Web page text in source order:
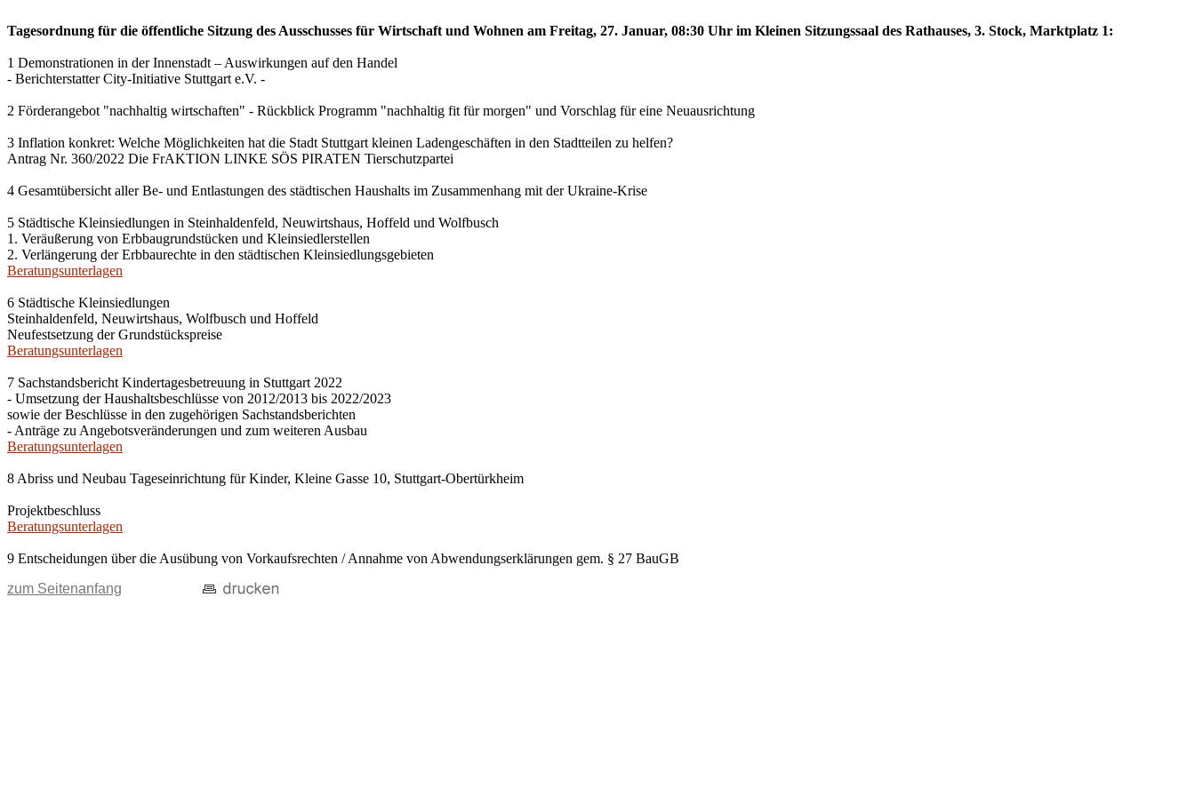
Tagesordnung für die öffentliche Sitzung des Ausschusses für Wirtschaft und Wohnen am Freitag, 27. Januar, 08:30 Uhr im Kleinen Sitzungssaal des Rathauses, 3. Stock, Marktplatz 1:
1 Demonstrationen in der Innenstadt – Auswirkungen auf den Handel
- Berichterstatter City-Initiative Stuttgart e.V. -
2 Förderangebot "nachhaltig wirtschaften" - Rückblick Programm "nachhaltig fit für morgen" und Vorschlag für eine Neuausrichtung
3 Inflation konkret: Welche Möglichkeiten hat die Stadt Stuttgart kleinen Ladengeschäften in den Stadtteilen zu helfen?
Antrag Nr. 360/2022 Die FrAKTION LINKE SÖS PIRATEN Tierschutzpartei
4 Gesamtübersicht aller Be- und Entlastungen des städtischen Haushalts im Zusammenhang mit der Ukraine-Krise
5 Städtische Kleinsiedlungen in Steinhaldenfeld, Neuwirtshaus, Hoffeld und Wolfbusch
1. Veräußerung von Erbbaugrundstücken und Kleinsiedlerstellen
2. Verlängerung der Erbbaurechte in den städtischen Kleinsiedlungsgebieten
Beratungsunterlagen
6 Städtische Kleinsiedlungen
Steinhaldenfeld, Neuwirtshaus, Wolfbusch und Hoffeld
Neufestsetzung der Grundstückspreise
Beratungsunterlagen
7 Sachstandsbericht Kindertagesbetreuung in Stuttgart 2022
- Umsetzung der Haushaltsbeschlüsse von 2012/2013 bis 2022/2023
sowie der Beschlüsse in den zugehörigen Sachstandsberichten
- Anträge zu Angebotsveränderungen und zum weiteren Ausbau
Beratungsunterlagen
8 Abriss und Neubau Tageseinrichtung für Kinder, Kleine Gasse 10, Stuttgart-Obertürkheim
Projektbeschluss
Beratungsunterlagen
9 Entscheidungen über die Ausübung von Vorkaufsrechten / Annahme von Abwendungserklärungen gem. § 27 BauGB
zum Seitenanfang